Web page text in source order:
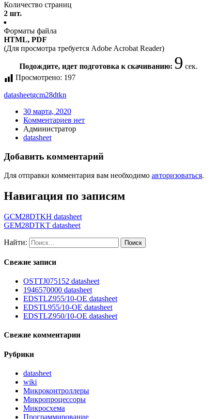
Количество страниц
2 шт.
Форматы файла
HTML, PDF
(Для просмотра требуется Adobe Acrobat Reader)
Подождите, идет подготовка к скачиванию: 9 сек.
Просмотрено: 197
datasheetgcm28dtkn
30 марта, 2020
Комментариев нет
Администратор
datasheet
Добавить комментарий
Для отправки комментария вам необходимо авторизоваться.
Навигация по записям
GCM28DTKH datasheet
GEM28DTKT datasheet
Найти:
Свежие записи
OSTTJ075152 datasheet
1946570000 datasheet
EDSTLZ955/10-OE datasheet
EDSTL955/10-OE datasheet
EDSTLZ950/10-OE datasheet
Свежие комментарии
Рубрики
datasheet
wiki
Микроконтроллеры
Микропроцессоры
Микросхема
Программирование